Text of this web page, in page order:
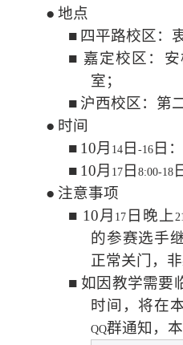
● 地点
■ 四平路校区：
■ 嘉定校区：安
室；
■ 沪西校区：第
● 时间
■ 10月 14 日-16 日
■ 10月 17 日8:00-18
● 注意事项
■ 10月 17 日晚上
的参赛选手
正常关门，
■ 如因教学需要
时间，将在
QQ群通知，